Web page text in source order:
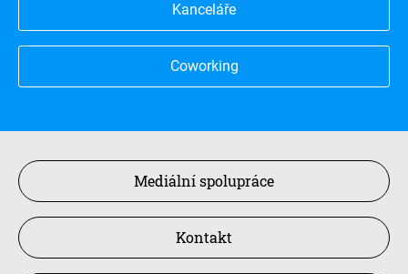
Kanceláře
Coworking
Mediální spolupráce
Kontakt